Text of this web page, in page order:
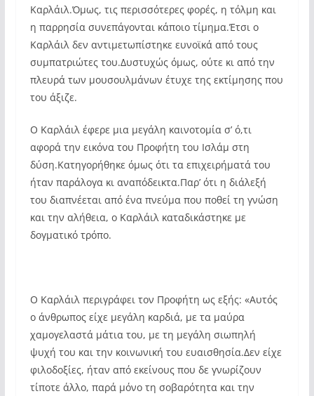
Καρλάιλ.Όμως, τις περισσότερες φορές, η τόλμη και
η παρρησία συνεπάγονται κάποιο τίμημα.Έτσι ο
Καρλάιλ δεν αντιμετωπίστηκε ευνοϊκά από τους
συμπατριώτες του.Δυστυχώς όμως, ούτε κι από την
πλευρά των μουσουλμάνων έτυχε της εκτίμησης που
του άξιζε.
Ο Καρλάιλ έφερε μια μεγάλη καινοτομία σ’ ό,τι
αφορά την εικόνα του Προφήτη του Ισλάμ στη
δύση.Κατηγορήθηκε όμως ότι τα επιχειρήματά του
ήταν παράλογα κι αναπόδεικτα.Παρ’ ότι η διάλεξή
του διαπνέεται από ένα πνεύμα που ποθεί τη γνώση
και την αλήθεια, ο Καρλάιλ καταδικάστηκε με
δογματικό τρόπο.
Ο Καρλάιλ περιγράφει τον Προφήτη ως εξής: «Αυτός
ο άνθρωπος είχε μεγάλη καρδιά, με τα μαύρα
χαμογελαστά μάτια του, με τη μεγάλη σιωπηλή
ψυχή του και την κοινωνική του ευαισθησία.Δεν είχε
φιλοδοξίες, ήταν από εκείνους που δε γνωρίζουν
τίποτε άλλο, παρά μόνο τη σοβαρότητα και την